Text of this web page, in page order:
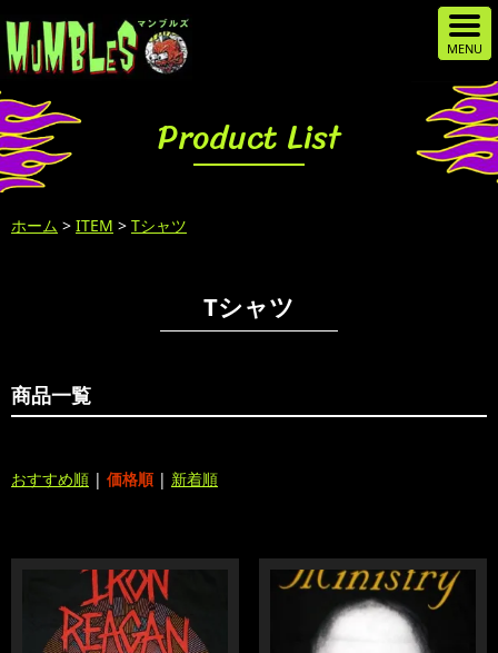
Product List
ホーム > ITEM > Tシャツ
Tシャツ
商品一覧
おすすめ順 | 価格順 | 新着順